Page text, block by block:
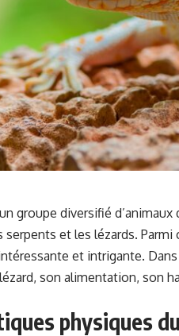
groupe diversifié
et les lézards. Parmi
et intrigante.
son alimentation, son
physiques